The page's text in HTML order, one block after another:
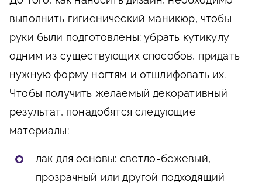
выполнить гигиенический маникюр, чтобы
руки были подготовлены: убрать кутикулу
одним из существующих способов, придать
нужную форму ногтям и отшлифовать их.
Чтобы получить желаемый декоративный
результат, понадобятся следующие
материалы:
лак для основы: светло-бежевый,
прозрачный или другой подходящий